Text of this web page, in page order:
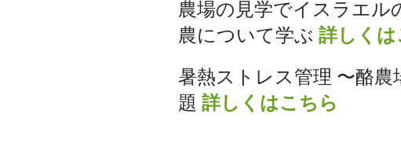
農場の見学でイスラエル
農について学ぶ 詳しくは
暑熱ストレス管理 〜酪
題 詳しくはこちら